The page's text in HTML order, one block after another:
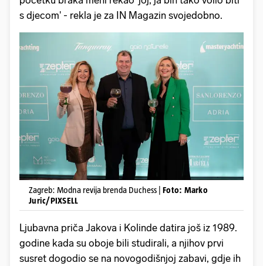
s djecom' - rekla je za IN Magazin svojedobno.
Zagreb: Modna revija brenda Duchess | Foto: Marko
Juric/PIXSELL
Ljubavna priča Jakova i Kolinde datira još iz 1989.
godine kada su oboje bili studirali, a njihov prvi
susret dogodio se na novogodišnjoj zabavi, gdje ih